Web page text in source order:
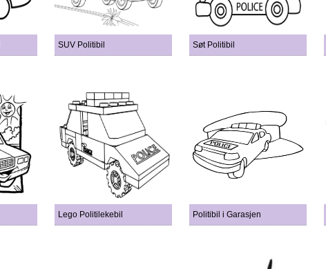
SUV Politibil Søt Politibil
Lego Politilekebil Politibil i Garasjen